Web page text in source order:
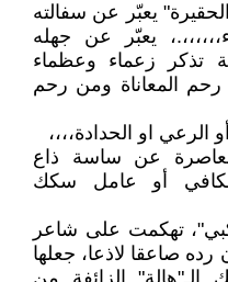
‏يعبّر عن سفالته
يعبّر عن جهله
تذكر زعماء ‏وعظماء
رحم المعاناة ومن رحم
أو ‏الرعي او الحدادة،،،،
‏عن ساسة ذاع
أو عامل سكك
‏تهكمت على شاعر
رده صاعقا لاذعا، ‏جعلها